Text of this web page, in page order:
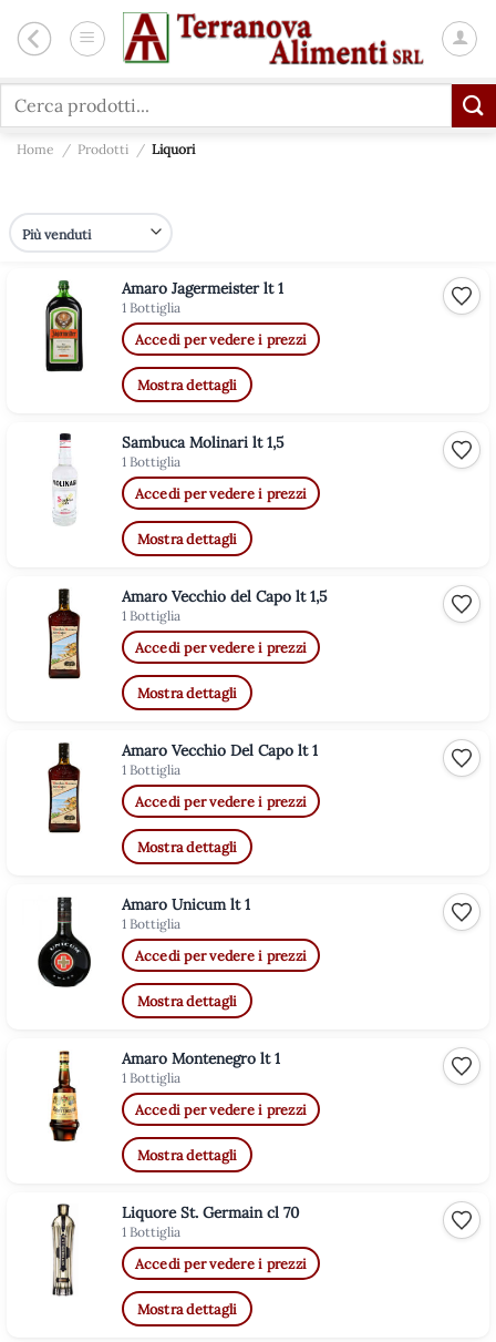
Cerca:
Home / Prodotti / Liquori
Amaro Jagermeister lt 1
1 Bottiglia
Accedi per vedere i prezzi
Mostra dettagli
Sambuca Molinari lt 1,5
1 Bottiglia
Accedi per vedere i prezzi
Mostra dettagli
Amaro Vecchio del Capo lt 1,5
1 Bottiglia
Accedi per vedere i prezzi
Mostra dettagli
Amaro Vecchio Del Capo lt 1
1 Bottiglia
Accedi per vedere i prezzi
Mostra dettagli
Amaro Unicum lt 1
1 Bottiglia
Accedi per vedere i prezzi
Mostra dettagli
Amaro Montenegro lt 1
1 Bottiglia
Accedi per vedere i prezzi
Mostra dettagli
Liquore St. Germain cl 70
1 Bottiglia
Accedi per vedere i prezzi
Mostra dettagli